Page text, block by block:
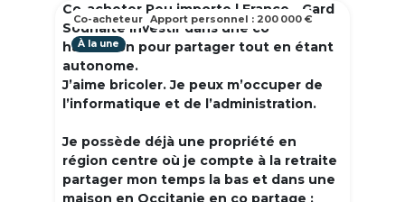
Co-acheter Peu importe | France - Gard
Souhaite investir dans une co
habitation pour partager tout en étant
autonome.
J’aime bricoler. Je peux m’occuper de
l’informatique et de l’administration.
Je possède déjà une propriété en
région centre où je compte à la retraite
partager mon temps la bas et dans une
À la une
Co-acheteur Apport personnel : 200 000 €